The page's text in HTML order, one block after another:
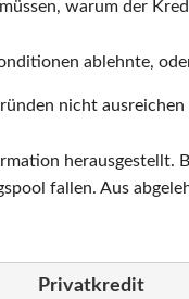
warum der
ablehnte,
nicht ausreichen
herausgestellt.
fallen. Aus
Privatkredit